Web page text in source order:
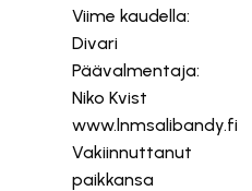
Viime kaudella:
Divari
Päävalmentaja:
Niko Kvist
www.lnmsalibandy.fi
Vakiinnuttanut
paikkansa